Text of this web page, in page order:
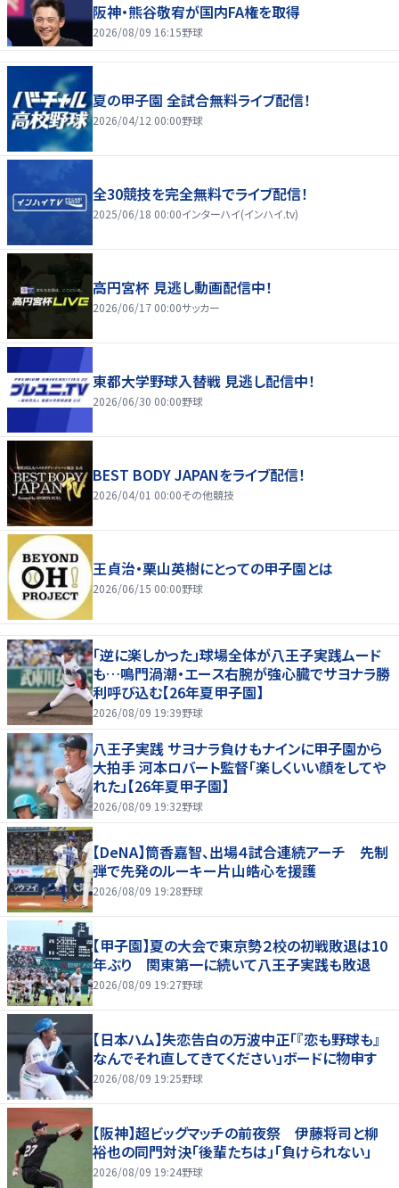
阪神・熊谷敬宥が国内FA権を取得
2026/08/09 16:15野球
夏の甲子園 全試合無料ライブ配信！
2026/04/12 00:00野球
全30競技を完全無料でライブ配信！
2025/06/18 00:00インターハイ(インハイ.tv)
高円宮杯 見逃し動画配信中！
2026/06/17 00:00サッカー
東都大学野球入替戦 見逃し配信中！
2026/06/30 00:00野球
BEST BODY JAPANをライブ配信！
2026/04/01 00:00その他競技
王貞治・栗山英樹にとっての甲子園とは
2026/06/15 00:00野球
「逆に楽しかった」球場全体が八王子実践ムード
も…鳴門渦潮・エース右腕が強心臓でサヨナラ勝
利呼び込む【26年夏甲子園】
2026/08/09 19:39野球
八王子実践 サヨナラ負けもナインに甲子園から
大拍手 河本ロバート監督「楽しくいい顔をしてや
れた」【26年夏甲子園】
2026/08/09 19:32野球
【DeNA】筒香嘉智、出場４試合連続アーチ 先制
弾で先発のルーキー片山皓心を援護
2026/08/09 19:28野球
【甲子園】夏の大会で東京勢２校の初戦敗退は10
年ぶり 関東第一に続いて八王子実践も敗退
2026/08/09 19:27野球
【日本ハム】失恋告白の万波中正「『恋も野球も』
なんでそれ直してきてください」ボードに物申す
2026/08/09 19:25野球
【阪神】超ビッグマッチの前夜祭 伊藤将司と柳
裕也の同門対決「後輩たちは」「負けられない」
2026/08/09 19:24野球